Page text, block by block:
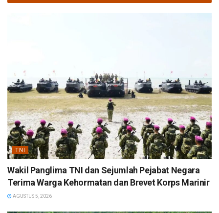
TNI
Wakil Panglima TNI dan Sejumlah Pejabat Negara
Terima Warga Kehormatan dan Brevet Korps Marinir
AGUSTUS 5, 2026